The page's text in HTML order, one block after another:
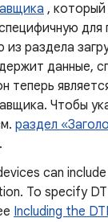
,
для
раздела
данные,
теперь
Чтобы
раздел
.
can
To specify
Including the